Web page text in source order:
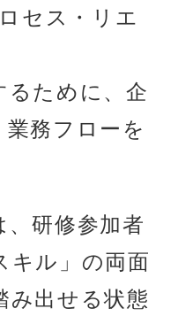
セス・リエ
るために、企
務フローを
研修参加者
キル」の両面
み出せる状態